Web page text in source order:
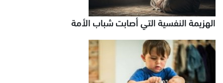
الهزيمة النفسية التي أصابت شباب الأمة